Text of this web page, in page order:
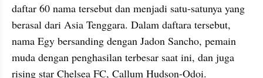
daftar 60 nama tersebut dan menjadi satu-satunya yang
berasal dari Asia Tenggara. Dalam daftara tersebut,
nama Egy bersanding dengan Jadon Sancho, pemain
muda dengan penghasilan terbesar saat ini, dan juga
rising star Chelsea FC, Callum Hudson-Odoi.